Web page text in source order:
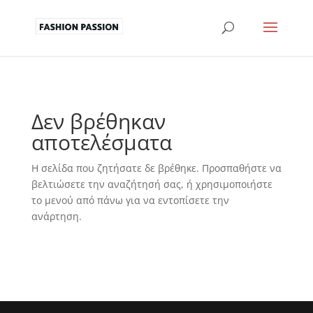
Δεν βρέθηκαν
αποτελέσματα
Η σελίδα που ζητήσατε δε βρέθηκε. Προσπαθήστε να
βελτιώσετε την αναζήτησή σας, ή χρησιμοποιήστε
το μενού από πάνω για να εντοπίσετε την
ανάρτηση.